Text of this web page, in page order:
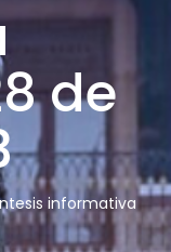
de
informativa